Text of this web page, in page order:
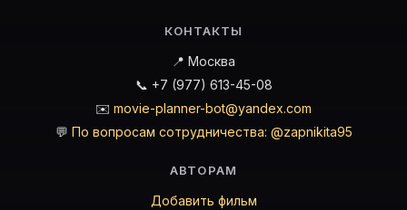
КОНТАКТЫ
📍 Москва
📞 +7 (977) 613-45-08
✉️ movie-planner-bot@yandex.com
💬 По вопросам сотрудничества: @zapnikita95
АВТОРАМ
Добавить фильм